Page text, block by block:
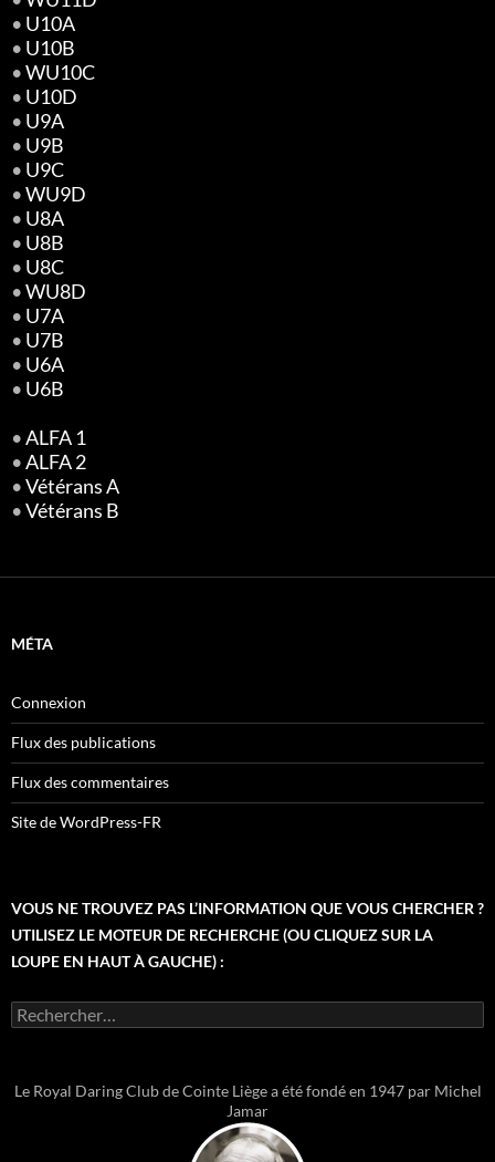
• U10A
• U10B
•WU10C
• U10D
• U9A
• U9B
• U9C
•WU9D
• U8A
• U8B
• U8C
•WU8D
• U7A
• U7B
• U6A
• U6B
•ALFA 1
•ALFA 2
•Vétérans A
•Vétérans B
MÉTA
Connexion
Flux des publications
Flux des commentaires
Site de WordPress-FR
VOUS NE TROUVEZ PAS L’INFORMATION QUE VOUS CHERCHER ?
UTILISEZ LE MOTEUR DE RECHERCHE (OU CLIQUEZ SUR LA
LOUPE EN HAUT À GAUCHE) :
Rechercher :
Le Royal Daring Club de Cointe Liège a été fondé en 1947 par Michel
Jamar